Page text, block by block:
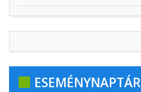
ESEMÉNYNAPTÁR